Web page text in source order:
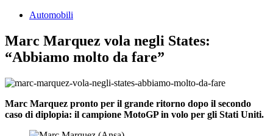
Automobili
Marc Marquez vola negli States:
“Abbiamo molto da fare”
Marc Marquez pronto per il grande ritorno dopo il secondo
caso di diplopia: il campione MotoGP in volo per gli Stati Uniti.